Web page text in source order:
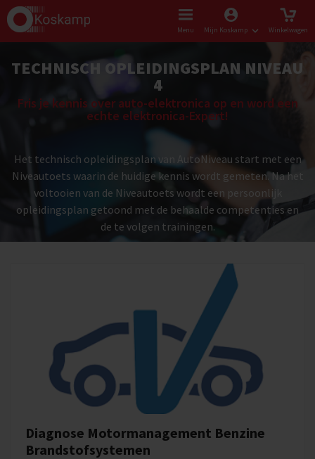
Menu Mijn Koskamp Winkelwagen
TECHNISCH OPLEIDINGSPLAN NIVEAU
4
Fris je kennis over auto-elektronica op en word een
echte elektronica-Expert!
Het technisch opleidingsplan van AutoNiveau start met een
Niveautoets waarin de huidige kennis wordt gemeten. Na het
voltooien van de Niveautoets wordt een persoonlijk
opleidingsplan getoond met de behaalde competenties en
de te volgen trainingen.
Diagnose Motormanagement Benzine
Brandstofsystemen